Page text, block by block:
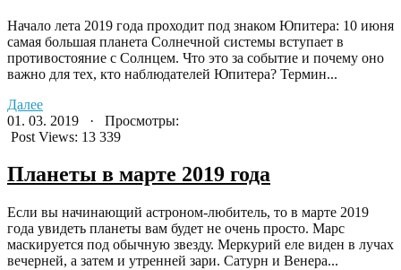
Начало лета 2019 года проходит под знаком Юпитера: 10 июня
самая большая планета Солнечной системы вступает в
противостояние с Солнцем. Что это за событие и почему оно
важно для тех, кто наблюдателей Юпитера? Термин...
Далее
01. 03. 2019 · Просмотры:
Post Views: 13 339
Планеты в марте 2019 года
Если вы начинающий астроном-любитель, то в марте 2019
года увидеть планеты вам будет не очень просто. Марс
маскируется под обычную звезду. Меркурий еле виден в лучах
вечерней, а затем и утренней зари. Сатурн и Венера...